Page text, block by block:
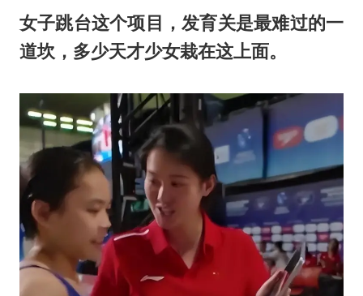
女子跳台这个项目，发育关是最难过的一
道坎，多少天才少女栽在这上面。